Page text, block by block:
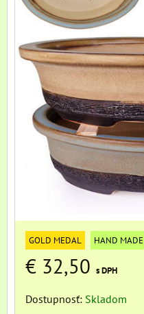
GOLD MEDAL HAND MADE
€ 32,50 s DPH
Dostupnosť: Skladom